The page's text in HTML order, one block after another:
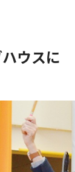
ウスに